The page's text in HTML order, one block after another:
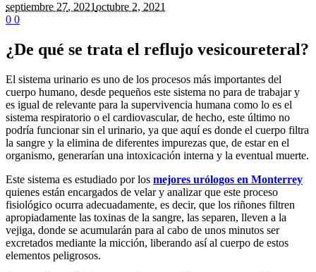
septiembre 27, 2021octubre 2, 2021
0 0
¿De qué se trata el reflujo vesicoureteral?
El sistema urinario es uno de los procesos más importantes del
cuerpo humano, desde pequeños este sistema no para de trabajar y
es igual de relevante para la supervivencia humana como lo es el
sistema respiratorio o el cardiovascular, de hecho, este último no
podría funcionar sin el urinario, ya que aquí es donde el cuerpo filtra
la sangre y la elimina de diferentes impurezas que, de estar en el
organismo, generarían una intoxicación interna y la eventual muerte.
Este sistema es estudiado por los mejores urólogos en Monterrey
quienes están encargados de velar y analizar que este proceso
fisiológico ocurra adecuadamente, es decir, que los riñones filtren
apropiadamente las toxinas de la sangre, las separen, lleven a la
vejiga, donde se acumularán para al cabo de unos minutos ser
excretados mediante la micción, liberando así al cuerpo de estos
elementos peligrosos.